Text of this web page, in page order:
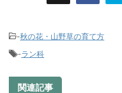
-秋の花・山野草の育て方
-ラン科
関連記事